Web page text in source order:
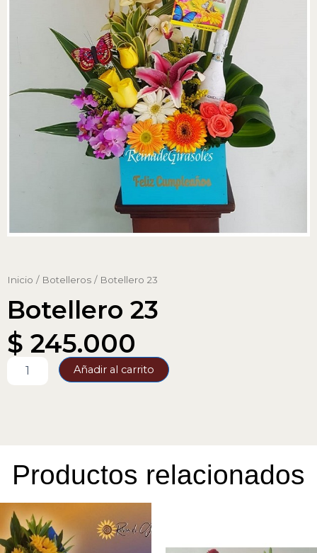
Inicio / Botelleros / Botellero 23
Botellero 23
$ 245.000
Añadir al carrito
Productos relacionados